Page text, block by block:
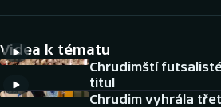
Cyklistika
DALŠÍ SPORTY
Videa k tématu
Chrudimští
titul
Chrudim vyhrála